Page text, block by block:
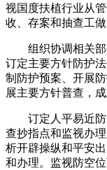
视国度扶植行业从
收、存案和抽查工
组织协调相关部
订定主要方针防护
制防护预案、开展
展主要方针普查，
订定人平易近防
查抄指点和监视办
析开辟操纵和平安
和办理。监视防空